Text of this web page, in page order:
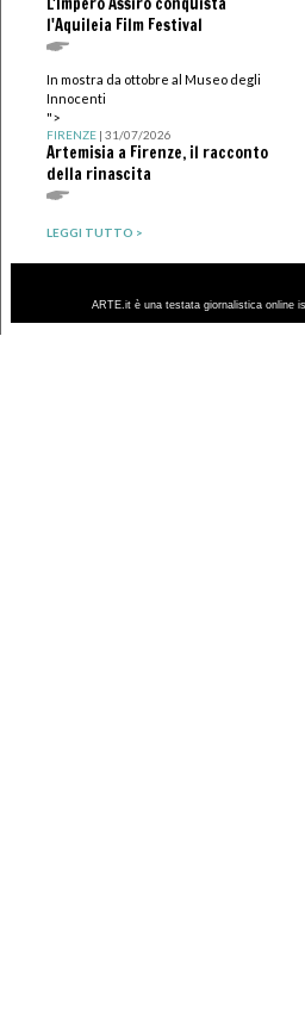
l'Aquileia Film Festival
In mostra da ottobre al Museo degli
Innocenti
">
FIRENZE| 31/07/2026
Artemisia a Firenze, il racconto
della rinascita
LEGGI TUTTO >
ARTE.it è una testata giornalistica online